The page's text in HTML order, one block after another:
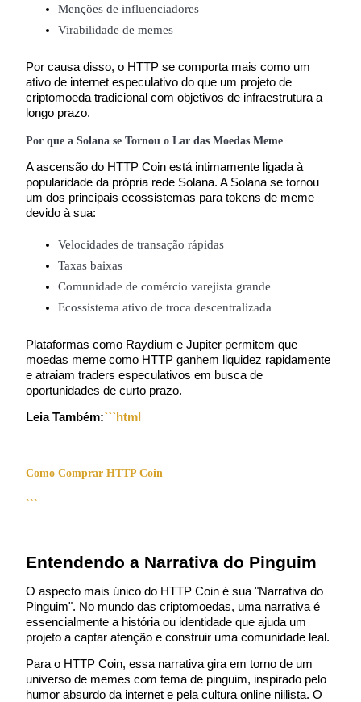
Guia
Porquinho poderoso
Ganhe recompensas competitivas diariamente
Menções de influenciadores
Virabilidade de memes
Por causa disso, o HTTP se comporta mais como um
ativo de internet especulativo do que um projeto de
criptomoeda tradicional com objetivos de infraestrutura a
longo prazo.
Por que a Solana se Tornou o Lar das Moedas Meme
A ascensão do HTTP Coin está intimamente ligada à
popularidade da própria rede Solana. A Solana se tornou
um dos principais ecossistemas para tokens de meme
devido à sua:
Velocidades de transação rápidas
Taxas baixas
Comunidade de comércio varejista grande
Ecossistema ativo de troca descentralizada
Plataformas como Raydium e Jupiter permitem que
moedas meme como HTTP ganhem liquidez rapidamente
e atraiam traders especulativos em busca de
oportunidades de curto prazo.
Leia Também:
Como Comprar HTTP Coin
```
O aspecto mais único do HTTP Coin é sua "Narrativa do
Pinguim". No mundo das criptomoedas, uma narrativa é
essencialmente a história ou identidade que ajuda um
projeto a captar atenção e construir uma comunidade leal.
Para o HTTP Coin, essa narrativa gira em torno de um
universo de memes com tema de pinguim, inspirado pelo
humor absurdo da internet e pela cultura online niilista. O